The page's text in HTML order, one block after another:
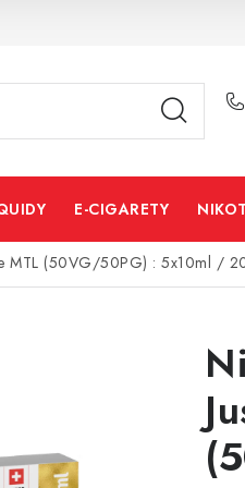
E-CIGARETY
MTL (50VG/50PG) : 5x10ml /